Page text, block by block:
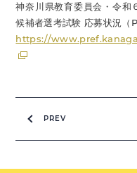
神奈川県教育委員会・令和
候補者選考試験 応募状況（
https://
PREV